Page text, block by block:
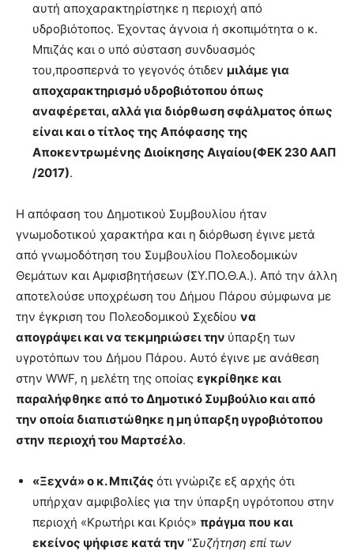
αυτή αποχαρακτηρίστηκε η περιοχή από
υδροβιότοπος. Έχοντας άγνοια ή σκοπιμότητα ο κ.
Μπιζάς και ο υπό σύσταση συνδυασμός
του,προσπερνά το γεγονός ότιδεν μιλάμε για
αποχαρακτηρισμό υδροβιότοπου όπως
αναφέρεται, αλλά για διόρθωση σφάλματος όπως
είναι και ο τίτλος της Απόφασης της
Αποκεντρωμένης Διοίκησης Αιγαίου(ΦΕΚ 230 ΑΑΠ
/2017).
Η απόφαση του Δημοτικού Συμβουλίου ήταν
γνωμοδοτικού χαρακτήρα και η διόρθωση έγινε μετά
από γνωμοδότηση του Συμβουλίου Πολεοδομικών
Θεμάτων και Αμφισβητήσεων (ΣΥ.ΠΟ.Θ.Α.). Από την άλλη
αποτελούσε υποχρέωση του Δήμου Πάρου σύμφωνα με
την έγκριση του Πολεοδομικού Σχεδίου να
απογράψει και να τεκμηριώσει την ύπαρξη των
υγροτόπων του Δήμου Πάρου. Αυτό έγινε με ανάθεση
στην WWF, η μελέτη της οποίας εγκρίθηκε και
παραλήφθηκε από το Δημοτικό Συμβούλιο και από
την οποία διαπιστώθηκε η μη ύπαρξη υγροβιότοπου
στην περιοχή του Μαρτσέλο.
«Ξεχνά» ο κ. Μπιζάς ότι γνώριζε εξ αρχής ότι
υπήρχαν αμφιβολίες για την ύπαρξη υγρότοπου στην
περιοχή «Κρωτήρι και Κριός» πράγμα που και
εκείνος ψήφισε κατά την “Συζήτηση επί των